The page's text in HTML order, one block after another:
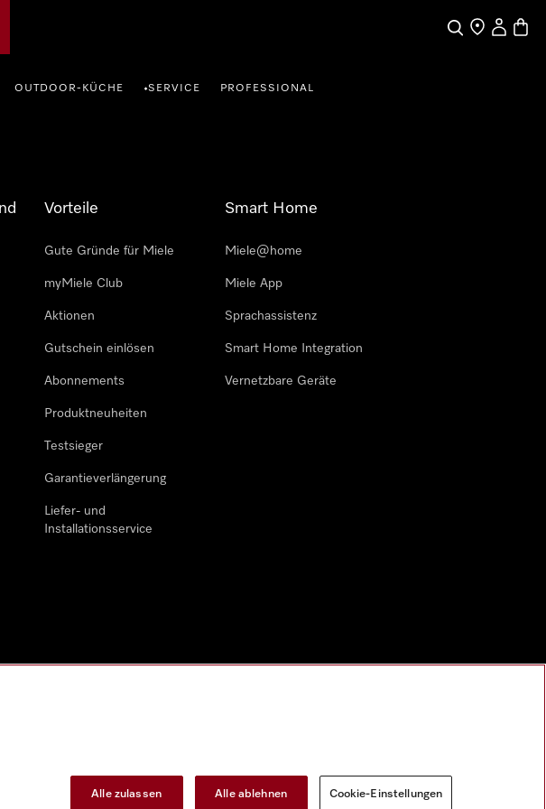
SucheHändler
Mein
OUTDOOR-KÜCHE •SERVICE PROFESSIONAL
Vorteile
Gute Gründe für Miele
myMiele Club
Aktionen
Gutschein einlösen
Abonnements
Produktneuheiten
Testsieger
Garantieverlängerung
Liefer- und
Installationsservice
Smart Home
Miele@home
Miele App
Sprachassistenz
Smart Home Integration
Vernetzbare Geräte
Alle zulassen Alle ablehnen Cookie-Einstellungen